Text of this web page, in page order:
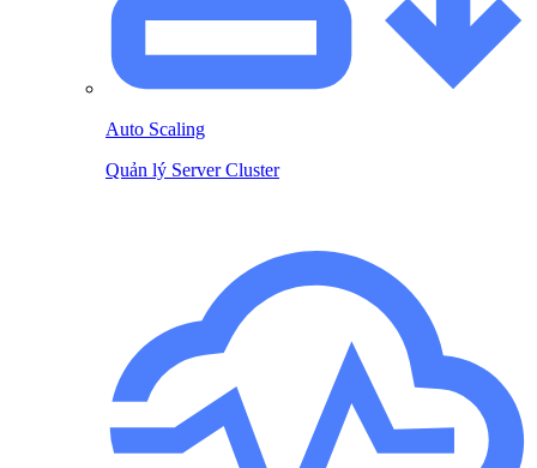
Auto Scaling
Quản lý Server Cluster